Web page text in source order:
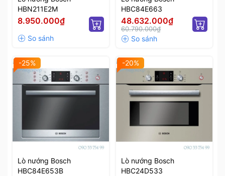
HBN211E2M
8.950.000₫
HBC84E663
48.632.000₫
60.790.000₫
-25%
Lò nướng Bosch
HBC84E653B
-20%
Lò nướng Bosch
HBC24D533